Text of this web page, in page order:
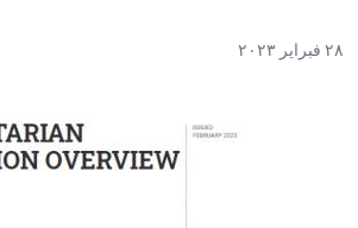
٢٨ فبراير ٢٠٢٣